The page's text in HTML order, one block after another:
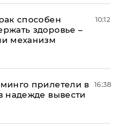
способен
здоровье –
механизм
10:12
прилетели в
надежде вывести
16:38